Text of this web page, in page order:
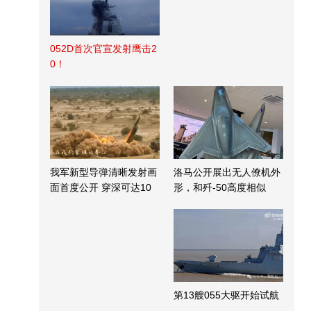
052D首次官宣发射鹰击2
0！
我军新型导弹清晰发射画
面首度公开 穿深可达10
洛马公开展出无人僚机外
形，和歼-50高度相似
第13艘055大驱开始试航